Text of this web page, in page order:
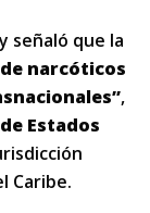
señaló que la
narcóticos
,
Estados
Caribe.